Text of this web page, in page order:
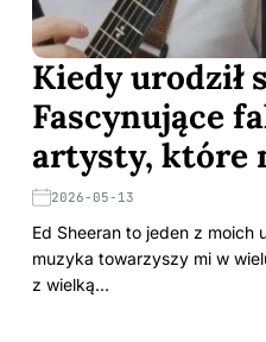
Kiedy urodził
Fascynujące
artysty, które
2026-05-13
Ed Sheeran to jeden z moich
muzyka towarzyszy mi w
z wielką…